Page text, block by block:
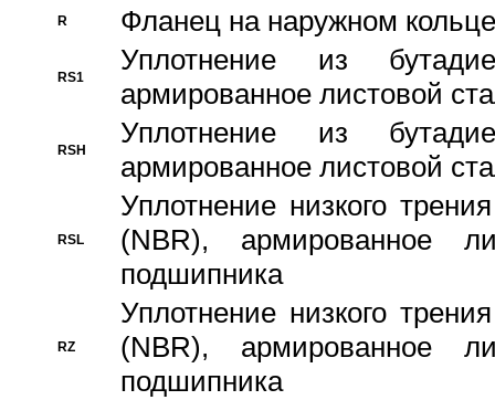
R Фланец на наружном кольце
RS1
Уплотнение из
армированное листовой
RSH
Уплотнение из
армированное листовой
RSL
Уплотнение низкого
(NBR), армированное
подшипника
RZ
Уплотнение низкого
(NBR), армированное
подшипника